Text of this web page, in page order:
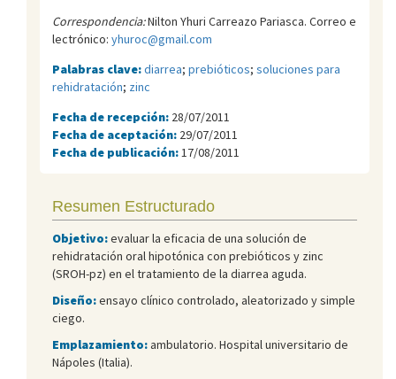
Correspondencia:Nilton Yhuri Carreazo Pariasca. Correo e
lectrónico: yhuroc@gmail.com
Palabras clave:diarrea; prebióticos; soluciones para
rehidratación; zinc
Fecha de recepción: 28/07/2011
Fecha de aceptación: 29/07/2011
Fecha de publicación: 17/08/2011
Resumen Estructurado
Objetivo:evaluar la eficacia de una solución de
rehidratación oral hipotónica con prebióticos y zinc
(SROH-pz) en el tratamiento de la diarrea aguda.
Diseño:ensayo clínico controlado, aleatorizado y simple
ciego.
Emplazamiento:ambulatorio. Hospital universitario de
Nápoles (Italia).